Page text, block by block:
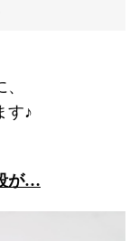
す♪
が…